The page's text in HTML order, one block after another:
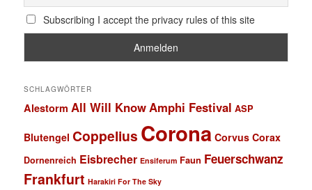
Subscribing I accept the privacy rules of this site
SCHLAGWÖRTER
Alestorm All Will KnowAmphi Festival ASP
Blutengel Coppelius Corona Corvus Corax
Dornenreich Eisbrecher Ensiferum Faun Feuerschwanz
Frankfurt Harakiri For The Sky